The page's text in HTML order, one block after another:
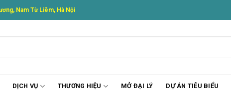
Nam Từ Liêm, Hà Nội
DỊCH VỤ THƯƠNG HIỆU MỞ ĐẠI LÝ DỰ ÁN TIÊU BIỂU